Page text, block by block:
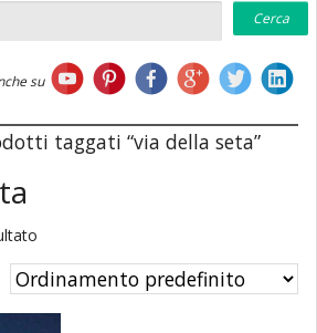
su
taggati “via della seta”